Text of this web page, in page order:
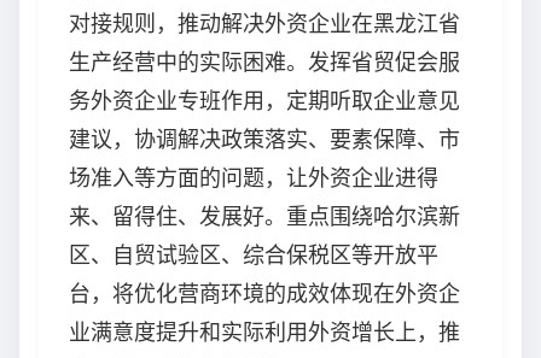
对接规则，推动解决外资企业在黑龙江省
生产经营中的实际困难。发挥省贸促会服
务外资企业专班作用，定期听取企业意见
建议，协调解决政策落实、要素保障、市
场准入等方面的问题，让外资企业进得
来、留得住、发展好。重点围绕哈尔滨新
区、自贸试验区、综合保税区等开放平
台，将优化营商环境的成效体现在外资企
业满意度提升和实际利用外资增长上，推